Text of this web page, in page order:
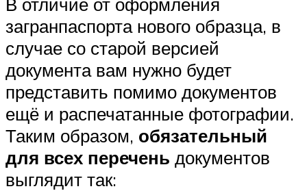
загранпаспорта нового образца, в
случае со старой версией
документа вам нужно будет
представить помимо документов
ещё и распечатанные фотографии.
Таким образом, обязательный
для всех перечень документов
выглядит так: